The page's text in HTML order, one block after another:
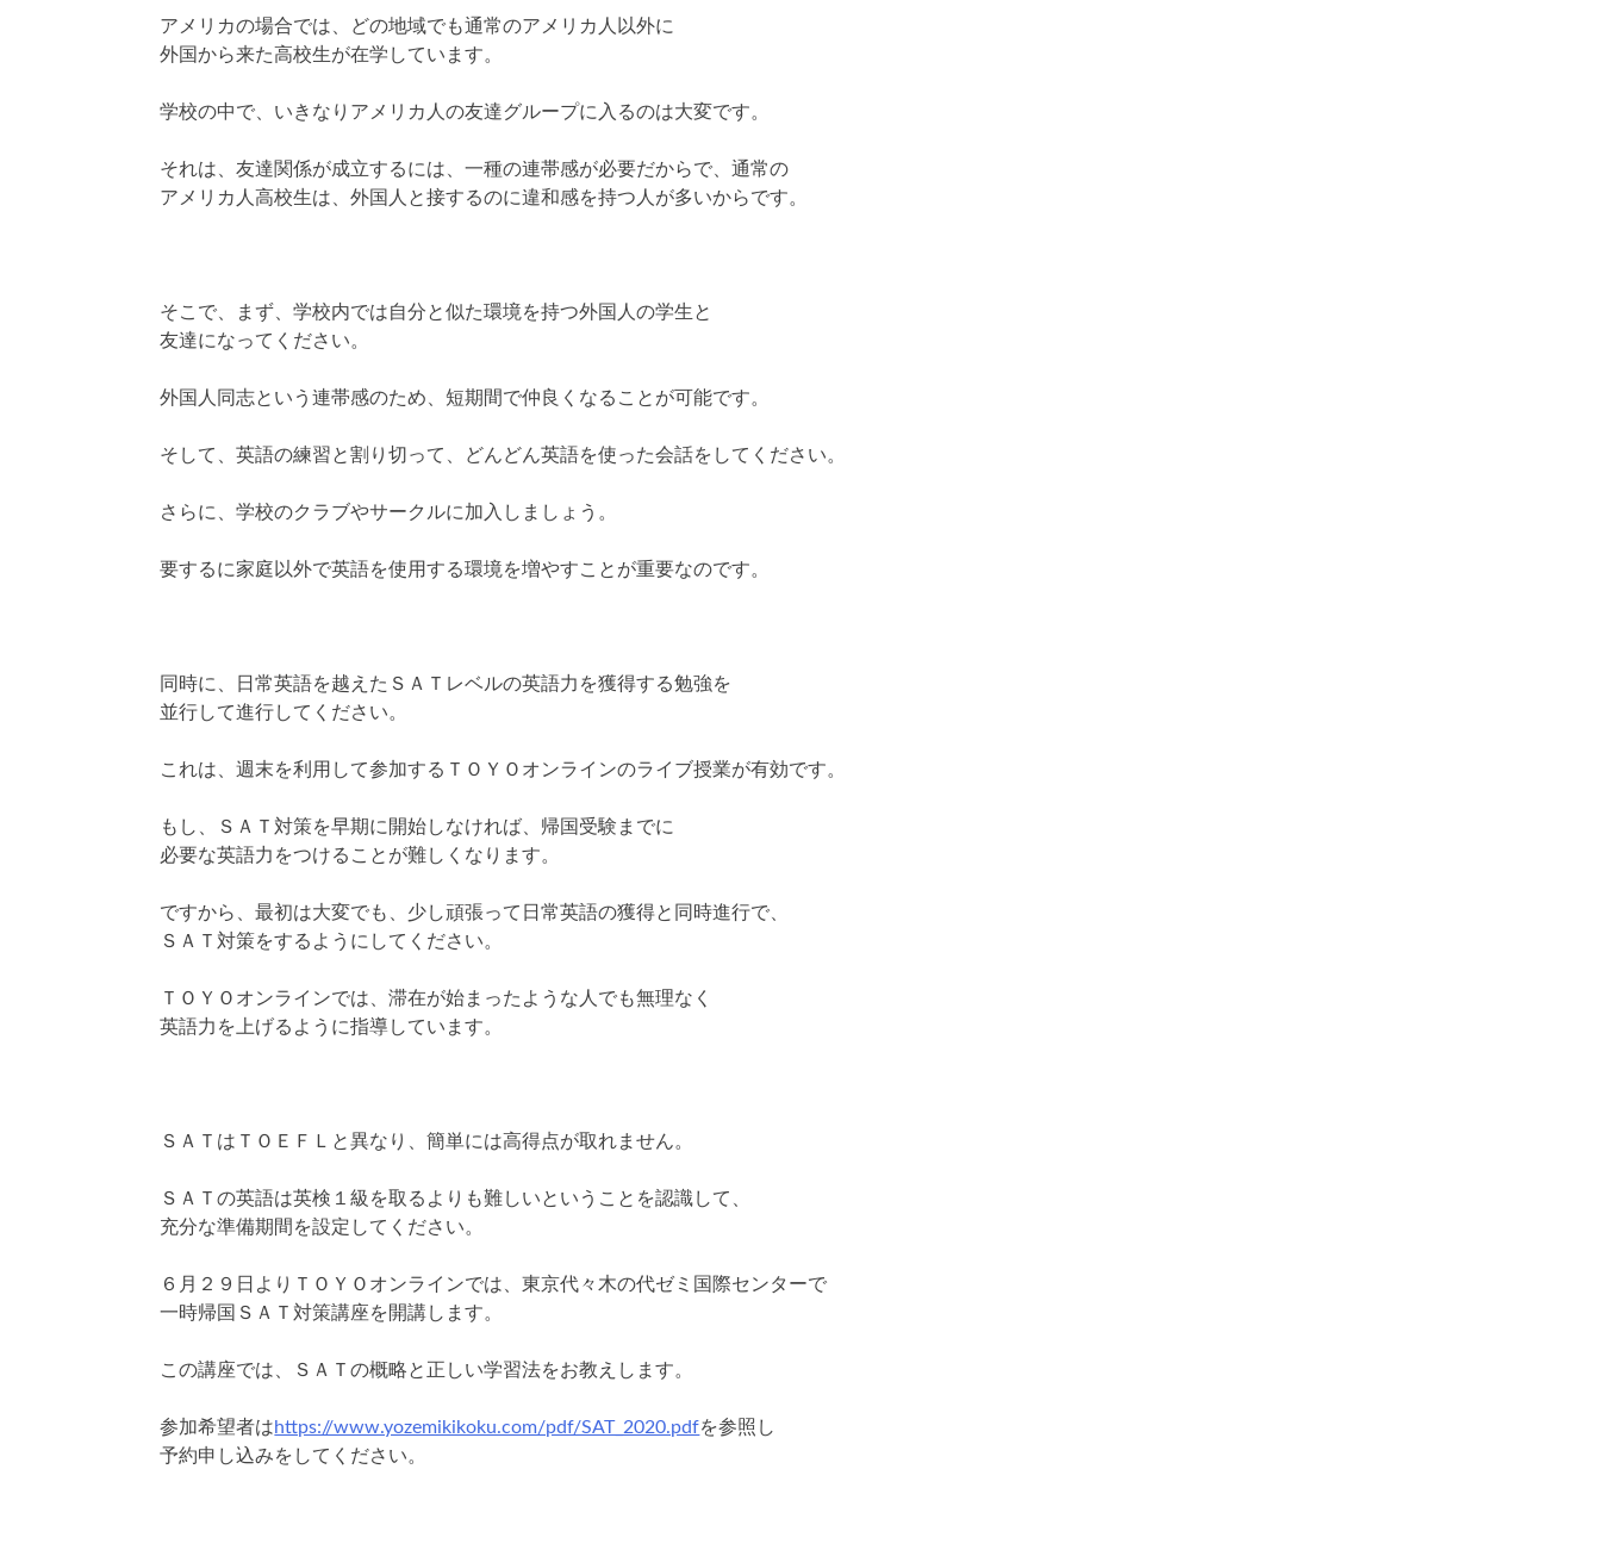
アメリカの場合では、どの地域でも通常のアメリカ人以外に
外国から来た高校生が在学しています。
学校の中で、いきなりアメリカ人の友達グループに入るのは大変です。
それは、友達関係が成立するには、一種の連帯感が必要だからで、通常の
アメリカ人高校生は、外国人と接するのに違和感を持つ人が多いからです。
そこで、まず、学校内では自分と似た環境を持つ外国人の学生と
友達になってください。
外国人同志という連帯感のため、短期間で仲良くなることが可能です。
そして、英語の練習と割り切って、どんどん英語を使った会話をしてください。
さらに、学校のクラブやサークルに加入しましょう。
要するに家庭以外で英語を使用する環境を増やすことが重要なのです。
同時に、日常英語を越えたＳＡＴレベルの英語力を獲得する勉強を
並行して進行してください。
これは、週末を利用して参加するＴＯＹＯオンラインのライブ授業が有効です。
もし、ＳＡＴ対策を早期に開始しなければ、帰国受験までに
必要な英語力をつけることが難しくなります。
ですから、最初は大変でも、少し頑張って日常英語の獲得と同時進行で、
ＳＡＴ対策をするようにしてください。
ＴＯＹＯオンラインでは、滞在が始まったような人でも無理なく
英語力を上げるように指導しています。
ＳＡＴはＴＯＥＦＬと異なり、簡単には高得点が取れません。
ＳＡＴの英語は英検１級を取るよりも難しいということを認識して、
充分な準備期間を設定してください。
６月２９日よりＴＯＹＯオンラインでは、東京代々木の代ゼミ国際センターで
一時帰国ＳＡＴ対策講座を開講します。
この講座では、ＳＡＴの概略と正しい学習法をお教えします。
参加希望者はhttps://www.yozemikikoku.com/pdf/SAT_2020.pdfを参照し
予約申し込みをしてください。